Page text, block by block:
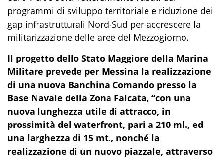
programmi di sviluppo territoriale e riduzione dei
gap infrastrutturali Nord-Sud per accrescere la
militarizzazione delle aree del Mezzogiorno.
Il progetto dello Stato Maggiore della Marina
Militare prevede per Messina la realizzazione
di una nuova Banchina Comando presso la
Base Navale della Zona Falcata, “con una
nuova lunghezza utile di attracco, in
prossimità del waterfront, pari a 210 ml., ed
una larghezza di 15 mt., nonché la
realizzazione di un nuovo piazzale, attraverso